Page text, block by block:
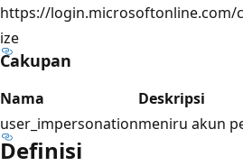
https://
ize
Cakupan
Nama
Deskripsi
user_impersonationmeniru akun
Definisi